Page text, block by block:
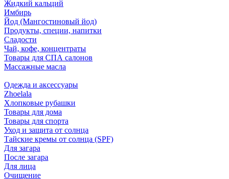
Жидкий кальций
Имбирь
Йод (Мангостиновый йод)
Продукты, специи, напитки
Сладости
Чай, кофе, концентраты
Товары для СПА салонов
Массажные масла
Одежда и аксессуары
Zhoelala
Хлопковые рубашки
Товары для дома
Товары для спорта
Уход и защита от солнца
Тайские кремы от солнца (SPF)
Для загара
После загара
Для лица
Очищение